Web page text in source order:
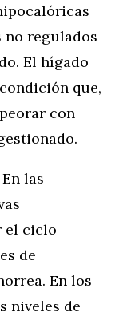
no regulados
El hígado
que,
con
En las
el ciclo
de
En los
niveles de